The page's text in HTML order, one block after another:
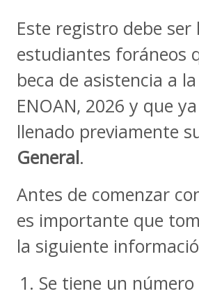
Este registro debe
estudiantes foráneos
beca de asistencia a la
ENOAN, 2026 y que
llenado previamente
General.
Antes de comenzar
es importante que
la siguiente
Se tiene un